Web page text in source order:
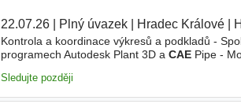
22.07.26| Plný úvazek| Hradec Králové|
Kontrola a koordinace výkresů a podkladů -
programech Autodesk Plant 3D a CAEPipe -
Sledujte později